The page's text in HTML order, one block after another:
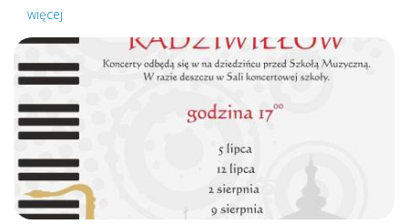
więcej